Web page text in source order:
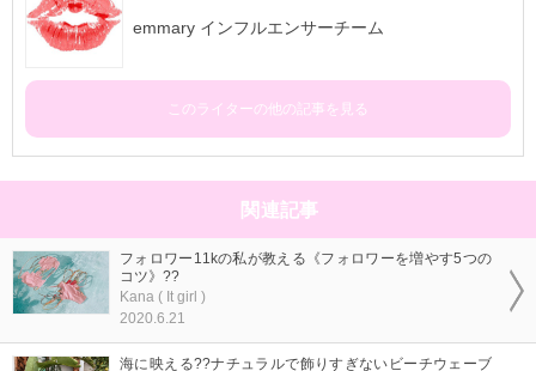
emmary インフルエンサーチーム
このライターの他の記事を見る
関連記事
フォロワー11kの私が教える《フォロワーを増やす5つの
コツ》??
Kana ( It girl )
2020.6.21
海に映える??ナチュラルで飾りすぎないビーチウェーブ